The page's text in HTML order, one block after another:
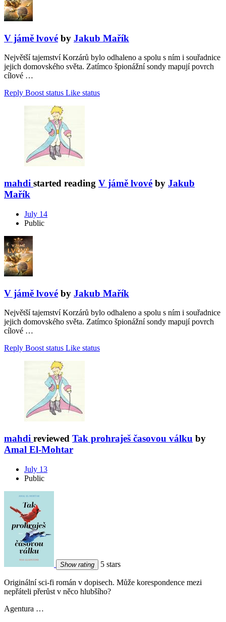
V jámě lvové by Jakub Mařík
Největší tajemství Korzárů bylo odhaleno a spolu s ním i souřadnice
jejich domovského světa. Zatímco špionážní sondy mapují povrch
cílové …
Reply Boost status Like status
mahdi started reading V jámě lvové by Jakub
Mařík
July 14
Public
V jámě lvové by Jakub Mařík
Největší tajemství Korzárů bylo odhaleno a spolu s ním i souřadnice
jejich domovského světa. Zatímco špionážní sondy mapují povrch
cílové …
Reply Boost status Like status
mahdi reviewed Tak prohraješ časovou válku by
Amal El-Mohtar
July 13
Public
Show rating 5 stars
Originální sci-fi román v dopisech. Může korespondence mezi
nepřáteli přerůst v něco hlubšího?
Agentura …